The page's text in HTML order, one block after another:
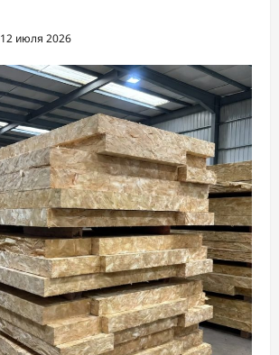
12 июля 2026